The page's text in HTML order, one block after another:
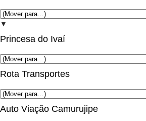
▼
Princesa do Ivaí
Rota Transportes
Auto Viação Camurujipe